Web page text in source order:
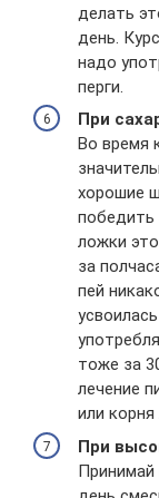
делать
день.
надо
перги.
При
Во время
хорошие
победить
ложки
за
пей
тоже за
лечение
или корня
При